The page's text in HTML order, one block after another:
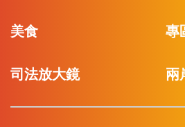
美食 專
司法放大鏡 兩